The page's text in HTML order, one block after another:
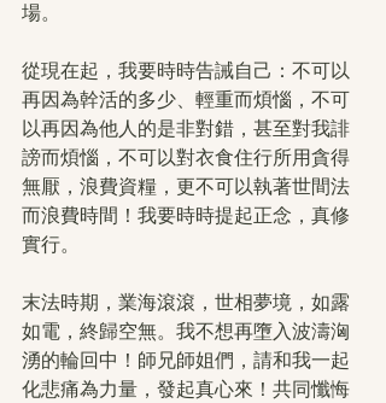
場。
從現在起，我要時時告誡自己：不可以
再因為幹活的多少、輕重而煩惱，不可
以再因為他人的是非對錯，甚至對我誹
謗而煩惱，不可以對衣食住行所用貪得
無厭，浪費資糧，更不可以執著世間法
而浪費時間！我要時時提起正念，真修
實行。
末法時期，業海滾滾，世相夢境，如露
如電，終歸空無。我不想再墮入波濤洶
湧的輪回中！師兄師姐們，請和我一起
化悲痛為力量，發起真心來！共同懺悔